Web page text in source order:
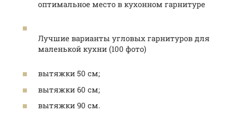
оптимальное место в кухонном гарнитуре
Лучшие варианты угловых гарнитуров для
маленькой кухни (100 фото)
вытяжки 50 см;
вытяжки 60 см;
вытяжки 90 см.